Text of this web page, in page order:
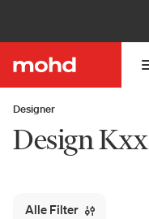
Designer
Design Kxx
Alle Filter